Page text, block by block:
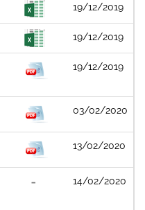
19/12/2019
19/12/2019
19/12/2019
03/02/2020
13/02/2020
14/02/2020